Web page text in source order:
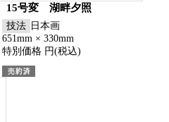
15号変 湖畔夕照
技法 日本画
651mm × 330mm
特別価格 円(税込)